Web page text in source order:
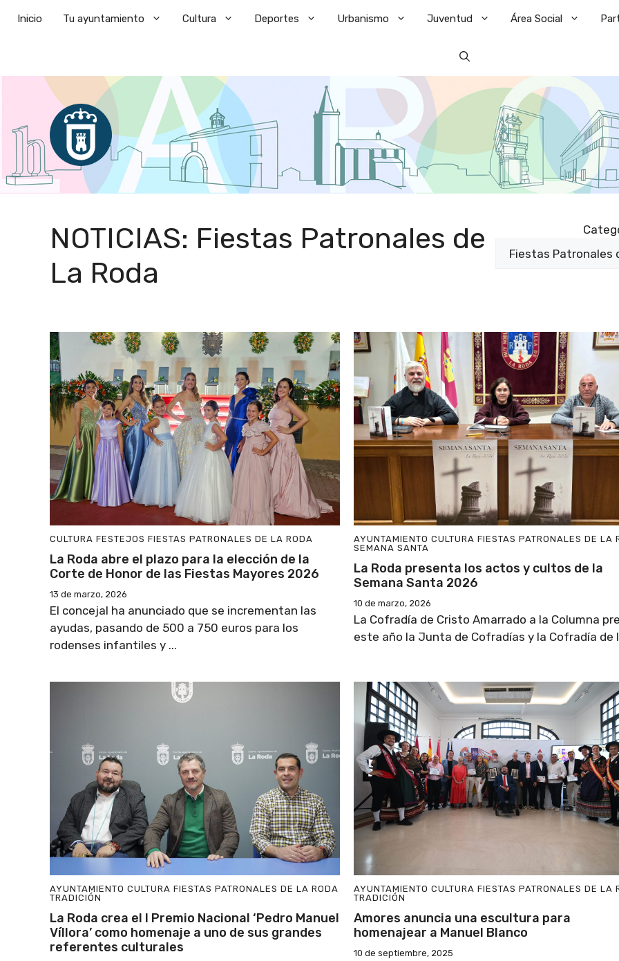
Inicio Tu ayuntamiento Cultura Deportes Urbanismo Juventud Área Social
NOTICIAS: Fiestas Patronales de
La Roda
CULTURA FESTEJOS FIESTAS PATRONALES DE LA RODA
La Roda abre el plazo para la elección de la
Corte de Honor de las Fiestas Mayores 2026
13 de marzo, 2026
El concejal ha anunciado que se incrementan las
ayudas, pasando de 500 a 750 euros para los
rodenses infantiles y ...
AYUNTAMIENTO CULTURA FIESTAS PATRONALES DE LA
SEMANA SANTA
La Roda presenta los actos y cultos de la
Semana Santa 2026
10 de marzo, 2026
La Cofradía de Cristo Amarrado a la Columna
este año la Junta de Cofradías y la Cofradía de
AYUNTAMIENTO CULTURA FIESTAS PATRONALES DE LA RODA
TRADICIÓN
La Roda crea el I Premio Nacional ‘Pedro Manuel
Víllora’ como homenaje a uno de sus grandes
referentes culturales
AYUNTAMIENTO CULTURA FIESTAS PATRONALES DE LA
TRADICIÓN
Amores anuncia una escultura para
homenajear a Manuel Blanco
10 de septiembre, 2025